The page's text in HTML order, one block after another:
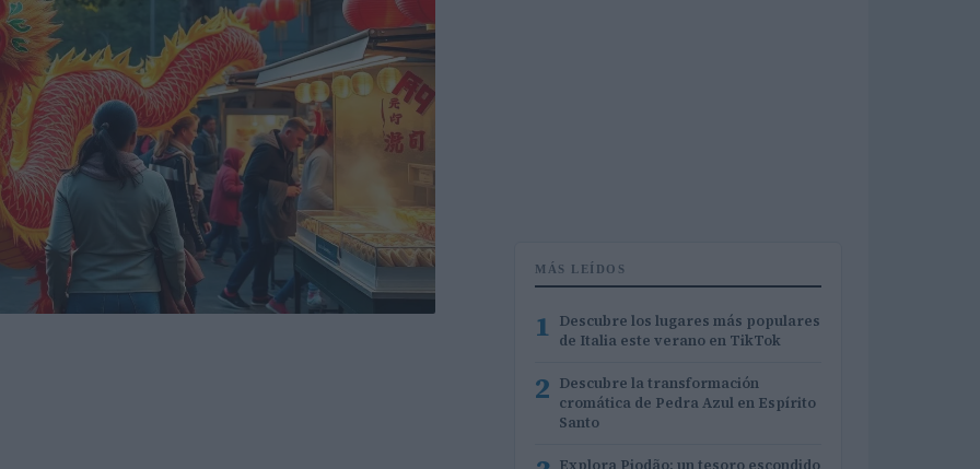
MÁS LEÍDOS
1 Descubre los lugares más populares
de Italia este verano en TikTok
2 Descubre la transformación
cromática de Pedra Azul en Espírito
Santo
Explora Piodão: un tesoro escondido